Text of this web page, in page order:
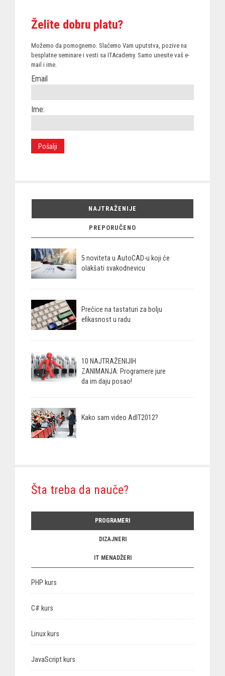
Želite dobru platu?
Možemo da pomognemo. Slaćemo Vam uputstva, pozive na
besplatne seminare i vesti sa ITAcademy. Samo unesite vaš e-
mail i ime.
Email
Ime:
NAJTRAŽENIJE
PREPORUČENO
5 noviteta u AutoCAD-u koji će
olakšati svakodnevicu
Prečice na tastaturi za bolju
efikasnost u radu
10 NAJTRAŽENIJIH
ZANIMANJA: Programere jure
da im daju posao!
Kako sam video AdIT2012?
Šta treba da nauče?
PROGRAMERI
DIZAJNERI
IT MENADŽERI
PHP kurs
C# kurs
Linux kurs
JavaScript kurs